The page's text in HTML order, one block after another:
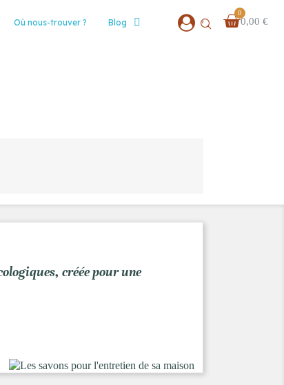
Où nous-trouver ? Blog 0,00 €
créée pour une